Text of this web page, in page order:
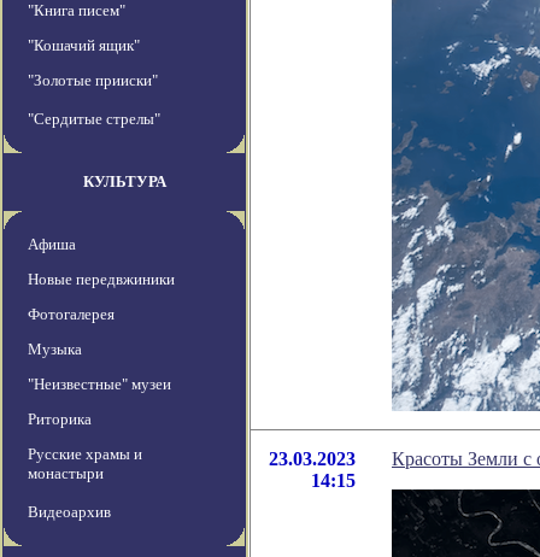
"Книга писем"
"Кошачий ящик"
"Золотые прииски"
"Сердитые стрелы"
КУЛЬТУРА
Афиша
Новые передвжиники
Фотогалерея
Музыка
"Неизвестные" музеи
Риторика
Русские храмы и
монастыри
Видеоархив
23.03.2023
14:15
Красоты Земли с